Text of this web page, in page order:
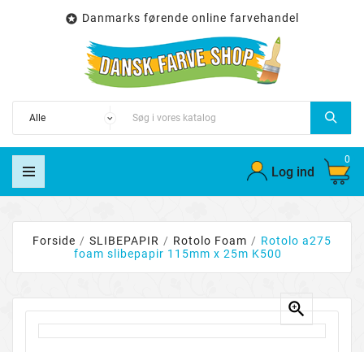
 Danmarks førende online farvehandel
Log ind
0
Forside SLIBEPAPIR Rotolo Foam
Rotolo a275
foam slibepapir 115mm x 25m K500
